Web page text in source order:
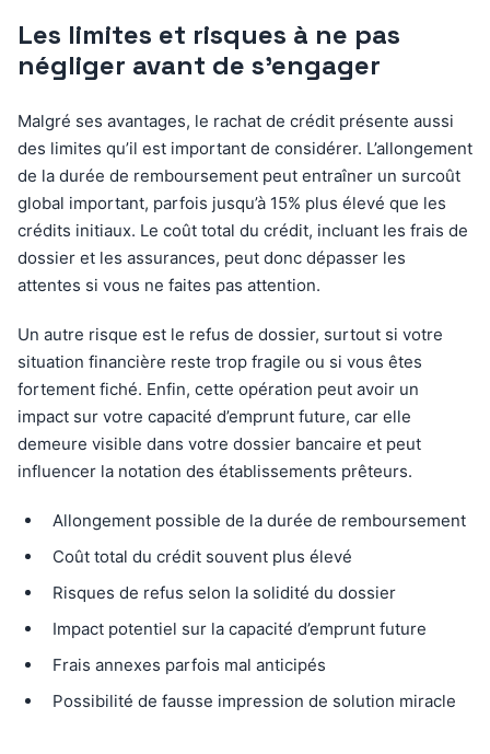
Les limites et risques à ne pas
négliger avant de s’engager
Malgré ses avantages, le rachat de crédit présente aussi
des limites qu’il est important de considérer. L’allongement
de la durée de remboursement peut entraîner un surcoût
global important, parfois jusqu’à 15% plus élevé que les
crédits initiaux. Le coût total du crédit, incluant les frais de
dossier et les assurances, peut donc dépasser les
attentes si vous ne faites pas attention.
Un autre risque est le refus de dossier, surtout si votre
situation financière reste trop fragile ou si vous êtes
fortement fiché. Enfin, cette opération peut avoir un
impact sur votre capacité d’emprunt future, car elle
demeure visible dans votre dossier bancaire et peut
influencer la notation des établissements prêteurs.
Allongement possible de la durée de remboursement
Coût total du crédit souvent plus élevé
Risques de refus selon la solidité du dossier
Impact potentiel sur la capacité d’emprunt future
Frais annexes parfois mal anticipés
Possibilité de fausse impression de solution miracle